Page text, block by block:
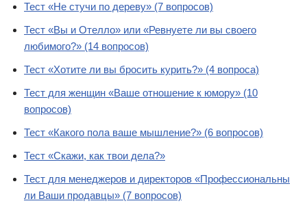
Тест «Не стучи по дереву» (7 вопросов)
Тест «Вы и Отелло» или «Ревнуете ли вы своего
любимого?» (14 вопросов)
Тест «Хотите ли вы бросить курить?» (4 вопроса)
Тест для женщин «Ваше отношение к юмору» (10
вопросов)
Тест «Какого пола ваше мышление?» (6 вопросов)
Тест «Скажи, как твои дела?»
Тест для менеджеров и директоров «Профессиональны
ли Ваши продавцы» (7 вопросов)